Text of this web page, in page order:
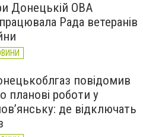
Донецькій ОВА
Рада ветеранів
повідомив
планові роботи у
де відключать